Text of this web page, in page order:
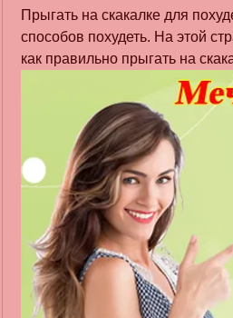
Прыгать на скакалке для
способов похудеть. На этой
как правильно прыгать на